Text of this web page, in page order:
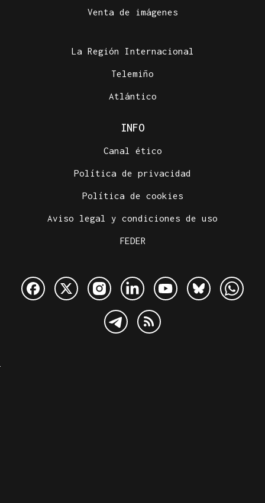
Venta de imágenes
La Región Internacional
Telemiño
Atlántico
INFO
Canal ético
Política de privacidad
Política de cookies
Aviso legal y condiciones de uso
FEDER